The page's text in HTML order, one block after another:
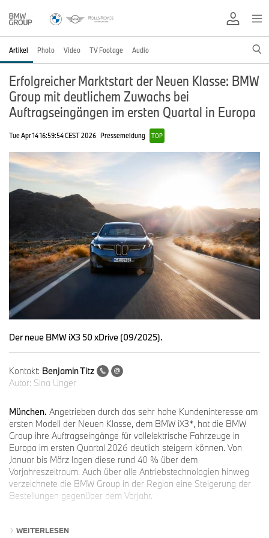
Artikel Photo Video TV Footage Audio
Erfolgreicher Marktstart der Neuen Klasse: BMW
Group mit deutlichem Zuwachs bei
Auftragseingängen im ersten Quartal in Europa
Tue Apr 14 16:59:54 CEST 2026 Pressemeldung TOP
Der neue BMW iX3 50 xDrive (09/2025).
Kontakt: Benjamin Titz
Autor: Sina Unger
München. Angetrieben durch das sehr hohe Kundeninteresse am
ersten Modell der Neuen Klasse, dem BMW iX3*, hat die BMW
Group ihre Auftragseingänge für vollelektrische Fahrzeuge in
Europa im ersten Quartal 2026 deutlich steigern können. Von
Januar bis März lagen diese rund 40 % über dem
Vorjahreszeitraum. Auch über alle Antriebstechnologien hinweg
verzeichnete die BMW Group in der Region eine Steigerung der
Bestellungen gegenüber dem Vorjahr.
WEITERLESEN